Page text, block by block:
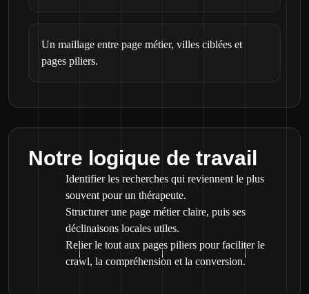
Un maillage entre page métier, villes ciblées et
pages piliers.
Notre logique de travail
Identifier les recherches qui reviennent le plus
souvent pour un thérapeute.
Structurer une page métier claire, puis ses
déclinaisons locales utiles.
Relier le tout aux pages piliers pour faciliter le
crawl, la compréhension et la conversion.